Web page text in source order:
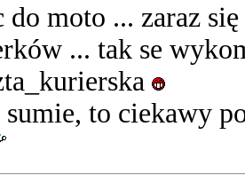
do moto ... zaraz
... tak se
to ciekawy